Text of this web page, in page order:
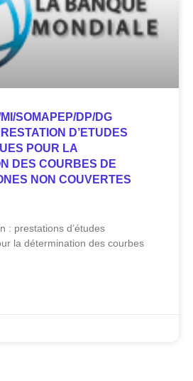
SOMAPEP/DP/DG
D’ETUDES
POUR LA
DES COURBES DE
NON COUVERTES
: prestations d’études
la détermination des courbes